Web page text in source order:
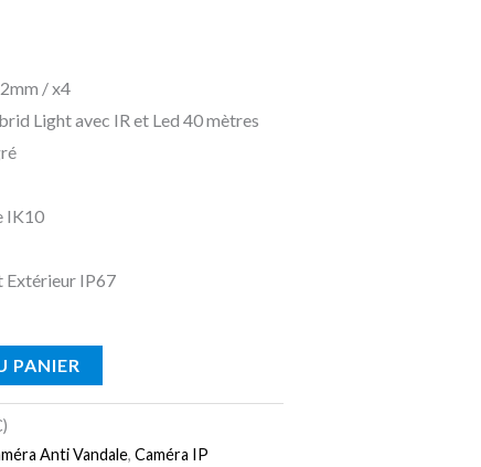
/ x4
Light avec IR et Led 40 mètres
IK10
Extérieur IP67
PANIER
Anti Vandale,Caméra IP